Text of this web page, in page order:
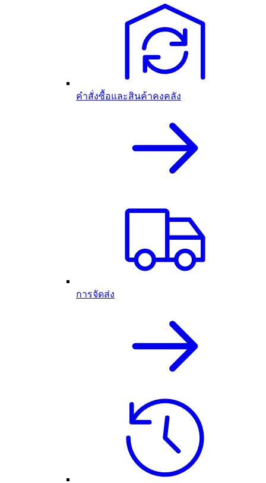
คำสั่งซื้อและสินค้าคงคลัง
การจัดส่ง